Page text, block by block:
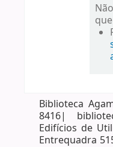
Biblioteca
8416|
Edifícios de
Entrequadra